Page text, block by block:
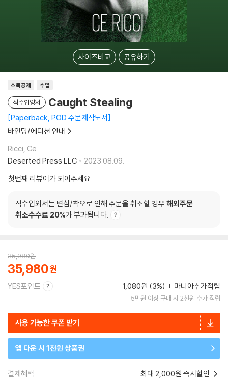
사이즈비교 공유하기
소득공제 수입
직수입양서 Caught Stealing
Paperback, POD 주문제작도서
바인딩/에디션 안내
Ricci, Ce
Deserted Press LLC
2023.08.09.
첫번째 리뷰어가 되어주세요
직수입외서는 변심/착오로 인해 주문을 취소할 경우 해외주문
취소수수료 20%가 부과됩니다.
35,980원
35,980
YES포인트 1,080원 (3%) 마니아추가적립
5만원 이상 구매 시 2천원 추가 적립
사용 가능한 쿠폰 받기
앱 다운 시 1천원 상품권
결제혜택 최대 2,000원 즉시할인